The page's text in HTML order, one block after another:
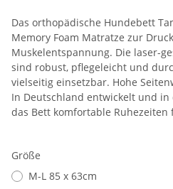
Das orthopädische Hundebett
Memory Foam Matratze zur
Muskelentspannung. Die laser-
sind robust, pflegeleicht und
vielseitig einsetzbar. Hohe
In Deutschland entwickelt und
das Bett komfortable
Größe
M-L 85 x 63cm